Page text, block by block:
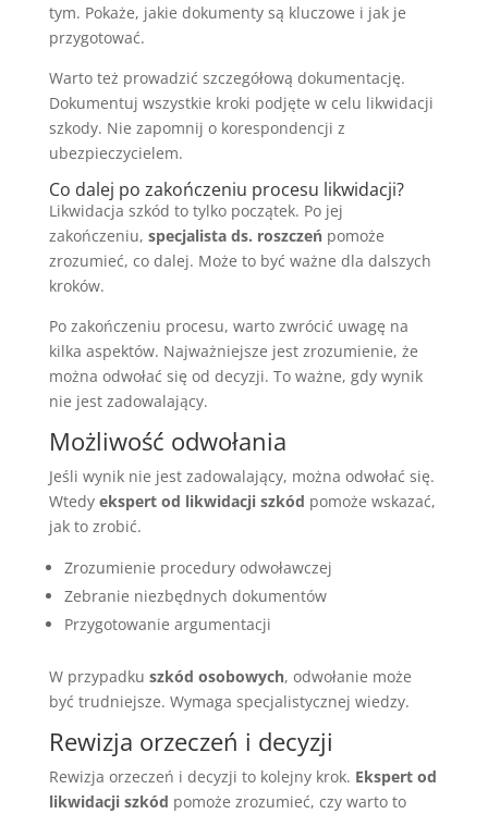
tym. Pokaże, jakie dokumenty są kluczowe i jak je
przygotować.
Warto też prowadzić szczegółową dokumentację.
Dokumentuj wszystkie kroki podjęte w celu likwidacji
szkody. Nie zapomnij o korespondencji z
ubezpieczycielem.
Co dalej po zakończeniu procesu likwidacji?
Likwidacja szkód to tylko początek. Po jej
zakończeniu, specjalista ds. roszczeńpomoże
zrozumieć, co dalej. Może to być ważne dla dalszych
kroków.
Po zakończeniu procesu, warto zwrócić uwagę na
kilka aspektów. Najważniejsze jest zrozumienie, że
można odwołać się od decyzji. To ważne, gdy wynik
nie jest zadowalający.
Możliwość odwołania
Jeśli wynik nie jest zadowalający, można odwołać się.
Wtedy ekspert od likwidacji szkód pomoże wskazać,
jak to zrobić.
Zrozumienie procedury odwoławczej
Zebranie niezbędnych dokumentów
Przygotowanie argumentacji
W przypadku szkód osobowych, odwołanie może
być trudniejsze. Wymaga specjalistycznej wiedzy.
Rewizja orzeczeń i decyzji
Rewizja orzeczeń i decyzji to kolejny krok. Ekspert od
likwidacji szkód pomoże zrozumieć, czy warto to